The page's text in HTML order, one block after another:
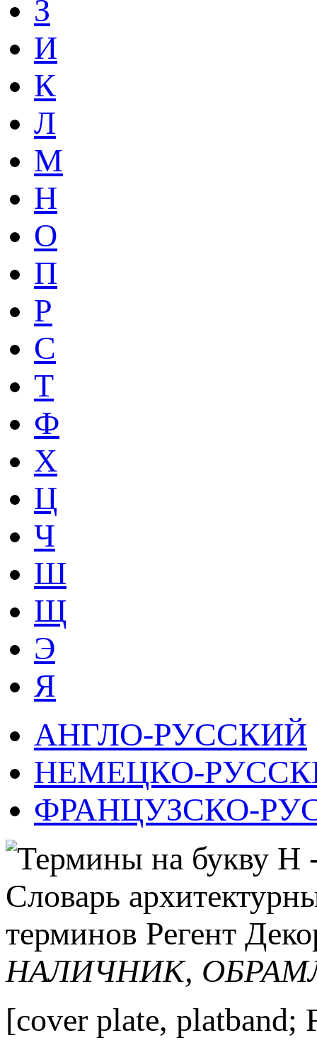
З
И
К
Л
М
Н
О
П
Р
С
Т
Ф
Х
Ц
Ч
Ш
Щ
Э
Я
АНГЛО-РУССКИЙ
НЕМЕЦКО-
ФРАНЦУЗСКО-
НАЛИЧНИК,
[cover plate, platband;